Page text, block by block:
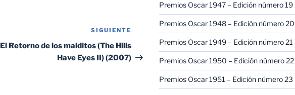
Siguiente
entrada
SIGUIENTE
El Retorno de los malditos (The Hills
Have Eyes II) (2007)
Premios Oscar 1947 – Edición número 19
Premios Oscar 1948 – Edición número 20
Premios Oscar 1949 – Edición número 21
Premios Oscar 1950 – Edición número 22
Premios Oscar 1951 – Edición número 23